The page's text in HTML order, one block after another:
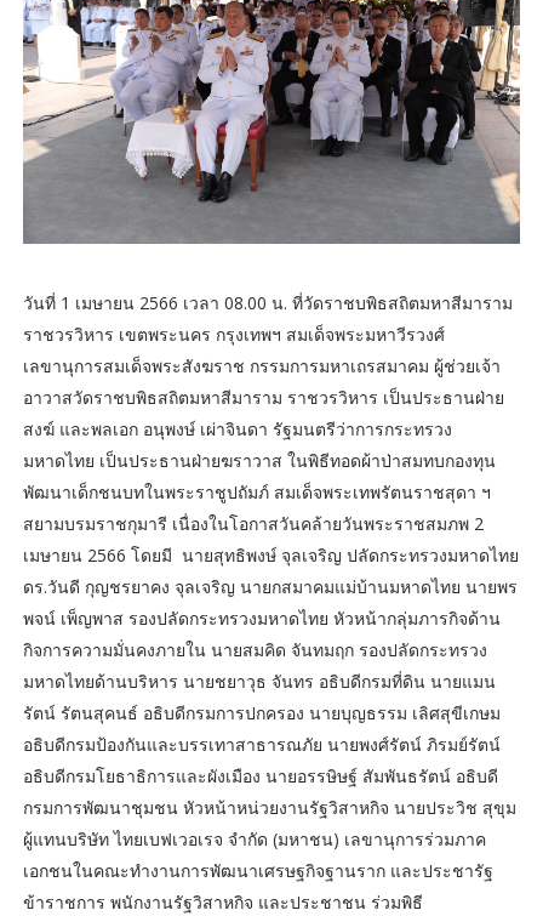
วันที่ 1 เมษายน 2566 เวลา 08.00 น. ที่วัดราชบพิธสถิตมหาสีมาราม
ราชวรวิหาร เขตพระนคร กรุงเทพฯ สมเด็จพระมหาวีรวงศ์
เลขานุการสมเด็จพระสังฆราช กรรมการมหาเถรสมาคม ผู้ช่วยเจ้า
อาวาสวัดราชบพิธสถิตมหาสีมาราม ราชวรวิหาร เป็นประธานฝ่าย
สงฆ์ และพลเอก อนุพงษ์ เผ่าจินดา รัฐมนตรีว่าการกระทรวง
มหาดไทย เป็นประธานฝ่ายฆราวาส ในพิธีทอดผ้าป่าสมทบกองทุน
พัฒนาเด็กชนบทในพระราชูปถัมภ์ สมเด็จพระเทพรัตนราชสุดา ฯ
สยามบรมราชกุมารี เนื่องในโอกาสวันคล้ายวันพระราชสมภพ 2
เมษายน 2566 โดยมี นายสุทธิพงษ์ จุลเจริญ ปลัดกระทรวงมหาดไทย
ดร.วันดี กุญชรยาคง จุลเจริญ นายกสมาคมแม่บ้านมหาดไทย นายพร
พจน์ เพ็ญพาส รองปลัดกระทรวงมหาดไทย หัวหน้ากลุ่มภารกิจด้าน
กิจการความมั่นคงภายใน นายสมคิด จันทมฤก รองปลัดกระทรวง
มหาดไทยด้านบริหาร นายชยาวุธ จันทร อธิบดีกรมที่ดิน นายแมน
รัตน์ รัตนสุคนธ์ อธิบดีกรมการปกครอง นายบุญธรรม เลิศสุขีเกษม
อธิบดีกรมป้องกันและบรรเทาสาธารณภัย นายพงศ์รัตน์ ภิรมย์รัตน์
อธิบดีกรมโยธาธิการและผังเมือง นายอรรษิษฐ์ สัมพันธรัตน์ อธิบดี
กรมการพัฒนาชุมชน หัวหน้าหน่วยงานรัฐวิสาหกิจ นายประวิช สุขุม
ผู้แทนบริษัท ไทยเบฟเวอเรจ จำกัด (มหาชน) เลขานุการร่วมภาค
เอกชนในคณะทำงานการพัฒนาเศรษฐกิจฐานราก และประชารัฐ
ข้าราชการ พนักงานรัฐวิสาหกิจ และประชาชน ร่วมพิธี